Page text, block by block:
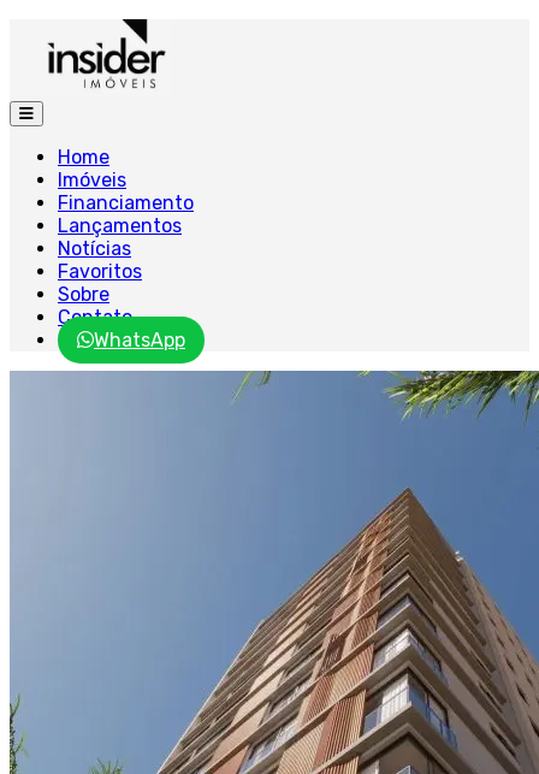
Home
Imóveis
Financiamento
Lançamentos
Notícias
Favoritos
Sobre
Contato
WhatsApp